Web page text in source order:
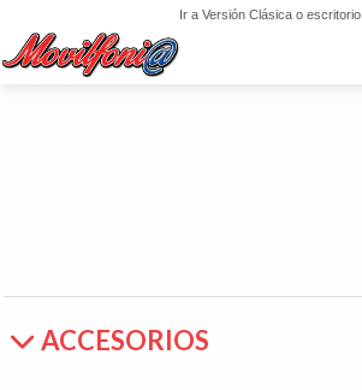
Ir a Versión Clásica o escritorio
ACCESORIOS